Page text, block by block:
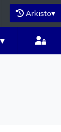
Arkisto▾
▾